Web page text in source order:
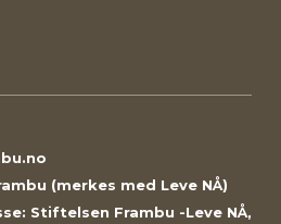
(merkes med Leve NÅ)
Stiftelsen Frambu -Leve NÅ,